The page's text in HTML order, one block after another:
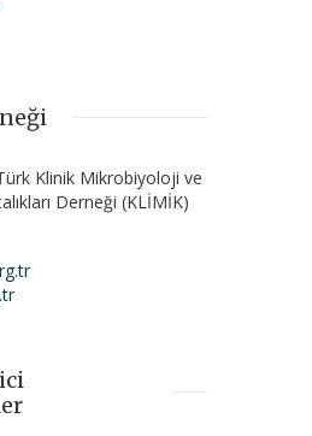
Klinik Mikrobiyoloji ve
Derneği (KLİMİK)